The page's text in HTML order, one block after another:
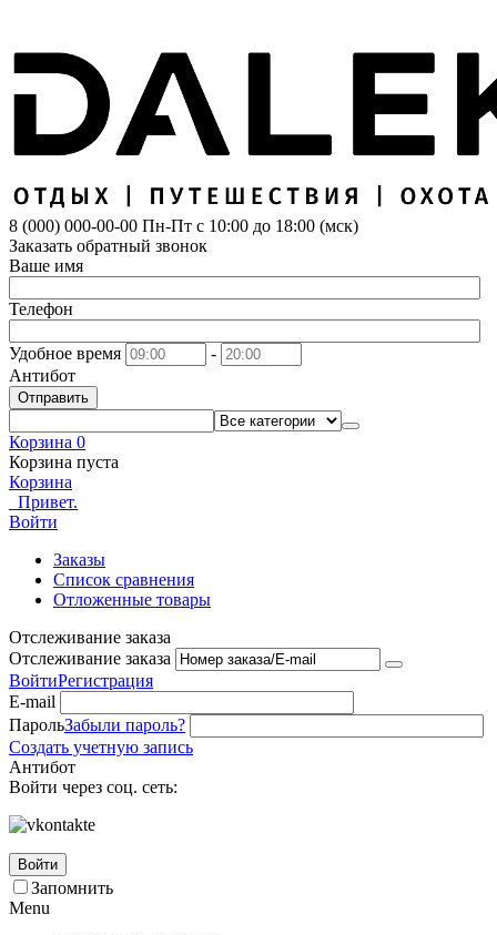
8 (000) 000-00-00 Пн-Пт с 10:00 до 18:00 (мск)
Заказать обратный звонок
Ваше имя
Телефон
Удобное время
-
Антибот
Отправить
Корзина 0
Корзина пуста
Корзина
Привет.
Войти
Заказы
Список сравнения
Отложенные товары
Отслеживание заказа
Отслеживание заказа
ВойтиРегистрация
E-mail
ПарольЗабыли пароль?
Создать учетную запись
Антибот
Войти через соц. сеть:
Войти
Запомнить
Menu